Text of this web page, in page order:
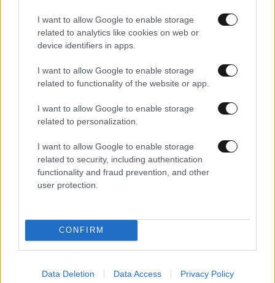
I want to allow Google to enable storage
related to analytics like cookies on web or
device identifiers in apps.
I want to allow Google to enable storage
related to functionality of the website or app.
I want to allow Google to enable storage
related to personalization.
I want to allow Google to enable storage
related to security, including authentication
functionality and fraud prevention, and other
user protection.
CONFIRM
Data Deletion Data Access Privacy Policy
Θες να γίνεις influencer; Το ChatGPT μπορεί να
το κάνει πιο εύκολο απ’ όσο φαντάζεσαι
Ακολουθήστε τοNEWSBEASTστοGoogle News